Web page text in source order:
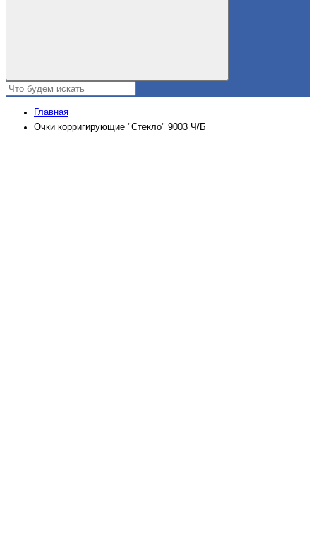
Главная
Очки корригирующие "Стекло" 9003 Ч/Б